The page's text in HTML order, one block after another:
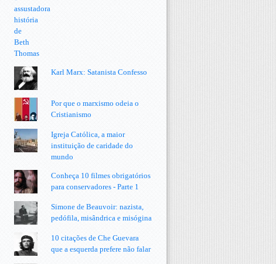
Karl Marx: Satanista Confesso
Por que o marxismo odeia o
Cristianismo
Igreja Católica, a maior
instituição de caridade do
mundo
Conheça 10 filmes obrigatórios
para conservadores - Parte 1
Simone de Beauvoir: nazista,
pedófila, misândrica e misógina
10 citações de Che Guevara
que a esquerda prefere não falar